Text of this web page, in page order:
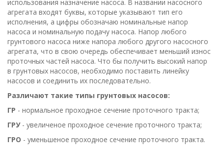
использования назначение насоса. В названии насосного
агрегата входят буквы, которые указывают тип его
исполнения, а цифры обозначаю номинальные напор
насоса и номинальную подачу насоса. Напор любого
грунтового насоса ниже напора любого другого насосного
агрегата, что в свою очередь обеспечивает меньший износ
проточных частей насоса. Что бы получить высокий напор
в грунтовых насосов, необходимо поставить линейку
насосов и соединить их последовательно.
Различают такие типы грунтовых насосов:
ГР - нормальное проходное сечение проточного тракта;
ГРУ- увеличеное проходное сечение проточного тракта;
ГРО - уменьшеное проходное сечение проточного тракта.